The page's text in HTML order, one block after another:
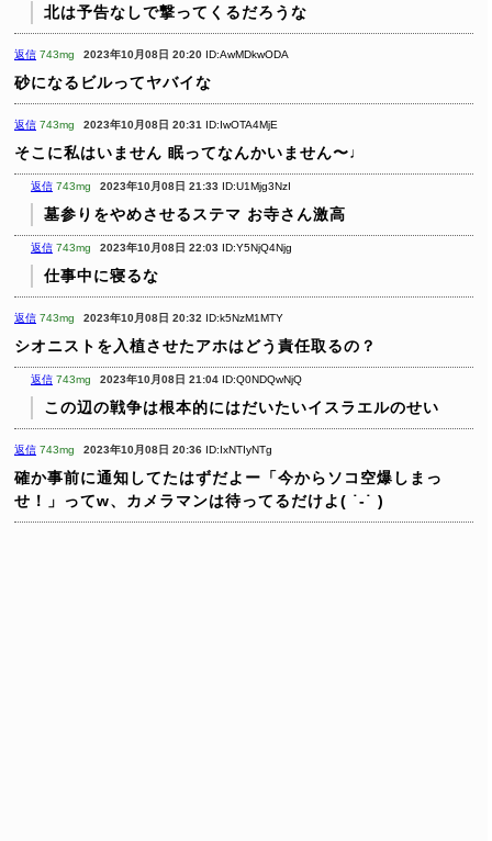
北は予告なしで撃ってくるだろうな
返信 743mg 2023年10月08日 20:20 ID:AwMDkwODA
砂になるビルってヤバイな
返信 743mg 2023年10月08日 20:31 ID:IwOTA4MjE
そこに私はいません 眠ってなんかいません〜♩
返信 743mg 2023年10月08日 21:33 ID:U1Mjg3NzI
墓参りをやめさせるステマ お寺さん激高
返信 743mg 2023年10月08日 22:03 ID:Y5NjQ4Njg
仕事中に寝るな
返信 743mg 2023年10月08日 20:32 ID:k5NzM1MTY
シオニストを入植させたアホはどう責任取るの？
返信 743mg 2023年10月08日 21:04 ID:Q0NDQwNjQ
この辺の戦争は根本的にはだいたいイスラエルのせい
返信 743mg 2023年10月08日 20:36 ID:IxNTIyNTg
確か事前に通知してたはずだよー「今からソコ空爆しまっ
せ！」ってw、カメラマンは待ってるだけよ( ˙-˙ )